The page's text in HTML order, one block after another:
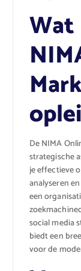
De NIMA
strategische
je effectieve
analyseren
een
social media
biedt een
voor de